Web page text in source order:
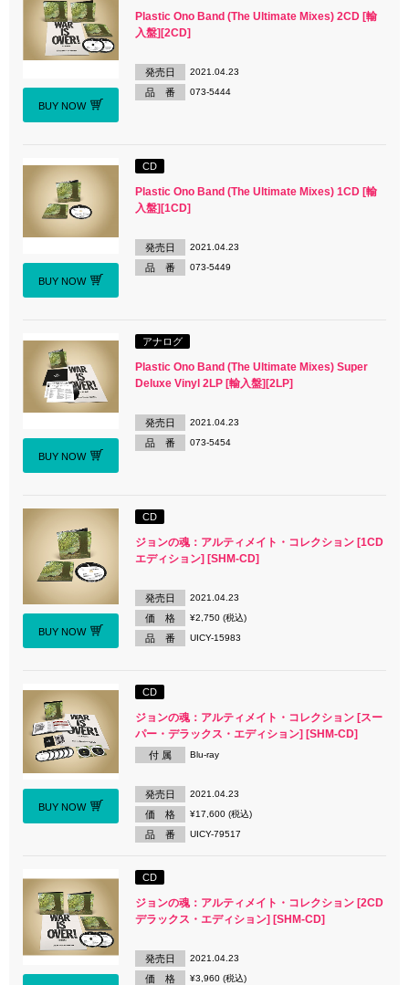
BUY NOW
Plastic Ono Band (The Ultimate Mixes) 2CD [輸
入盤][2CD]
発売日 2021.04.23
品 番 073-5444
BUY NOW
CD
Plastic Ono Band (The Ultimate Mixes) 1CD [輸
入盤][1CD]
発売日 2021.04.23
品 番 073-5449
BUY NOW
アナログ
Plastic Ono Band (The Ultimate Mixes) Super
Deluxe Vinyl 2LP [輸入盤][2LP]
発売日 2021.04.23
品 番 073-5454
BUY NOW
CD
ジョンの魂：アルティメイト・コレクション [1CD
エディション] [SHM-CD]
発売日 2021.04.23
価 格 ¥2,750 (税込)
品 番 UICY-15983
BUY NOW
CD
ジョンの魂：アルティメイト・コレクション [スー
パー・デラックス・エディション] [SHM-CD]
付 属 Blu-ray
発売日 2021.04.23
価 格 ¥17,600 (税込)
品 番 UICY-79517
CD
ジョンの魂：アルティメイト・コレクション [2CD
デラックス・エディション] [SHM-CD]
発売日 2021.04.23
価 格 ¥3,960 (税込)